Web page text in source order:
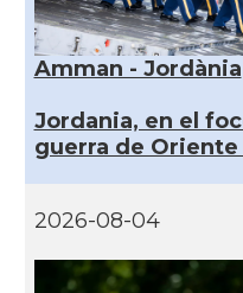
Amman - Jordània
Jordania, en el
guerra de
2026-08-04